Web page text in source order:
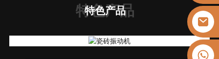
特色产品
特色产品